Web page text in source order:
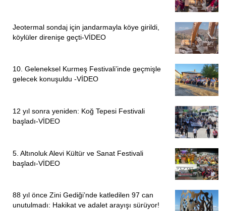
Jeotermal sondaj için jandarmayla köye girildi,
köylüler direnişe geçti-VİDEO
10. Geleneksel Kurmeş Festivali’inde geçmişle
gelecek konuşuldu -VİDEO
12 yıl sonra yeniden: Koğ Tepesi Festivali
başladı-VİDEO
5. Altınoluk Alevi Kültür ve Sanat Festivali
başladı-VİDEO
88 yıl önce Zini Gediği’nde katledilen 97 can
unutulmadı: Hakikat ve adalet arayışı sürüyor!